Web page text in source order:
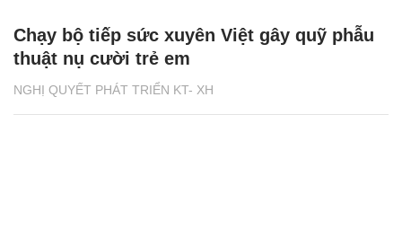
NGHỊ QUYẾT PHÁT TRIỂN KT- XH
Chạy bộ tiếp sức xuyên Việt gây quỹ phẫu
thuật nụ cười trẻ em